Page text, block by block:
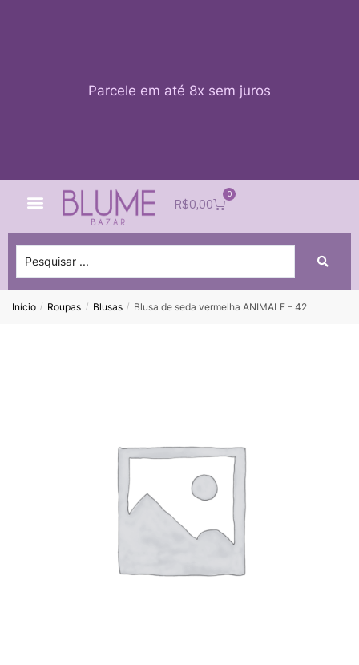
Parcele em até 8x sem juros
R$0,00
0
Início / Roupas / Blusas / Blusa de seda vermelha ANIMALE – 42